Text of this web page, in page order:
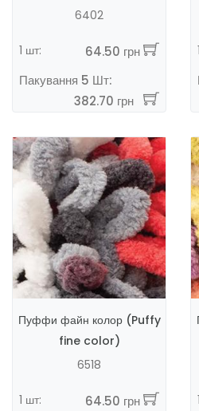
6402
1 шт:
64.50 грн
Пакування 5 Шт:
382.70 грн
Пуффи файн колор (Puffy
fine color)
6518
1 шт:
64.50 грн